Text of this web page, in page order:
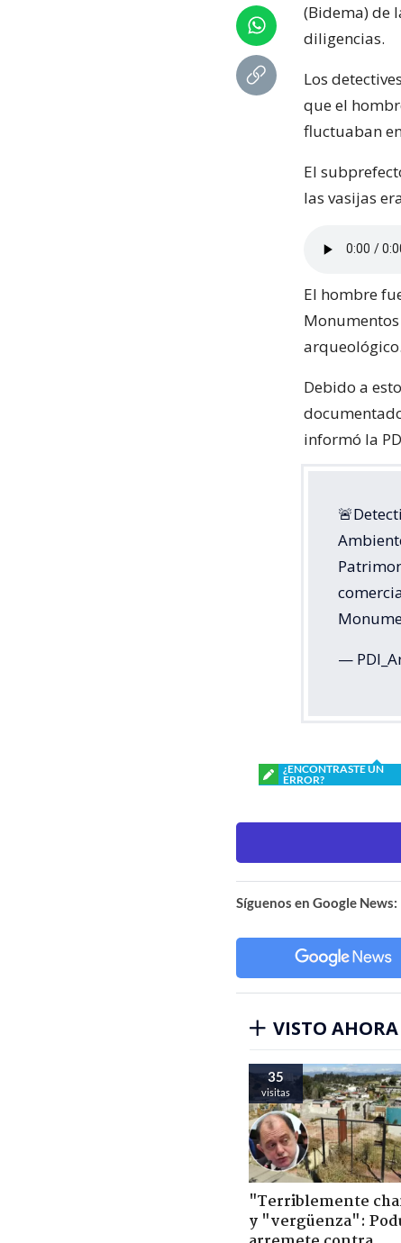
(Bidema) de
diligencias.
Los
que el
fluctuaban
El
las vasijas
El hombre
arqueológico.
Debido a
informó la
—
¿ENCONTRASTE UN
ERROR?
Síguenos en Google News:
VISTO AHORA
35
visitas
"Terriblemente
y "vergüenza":